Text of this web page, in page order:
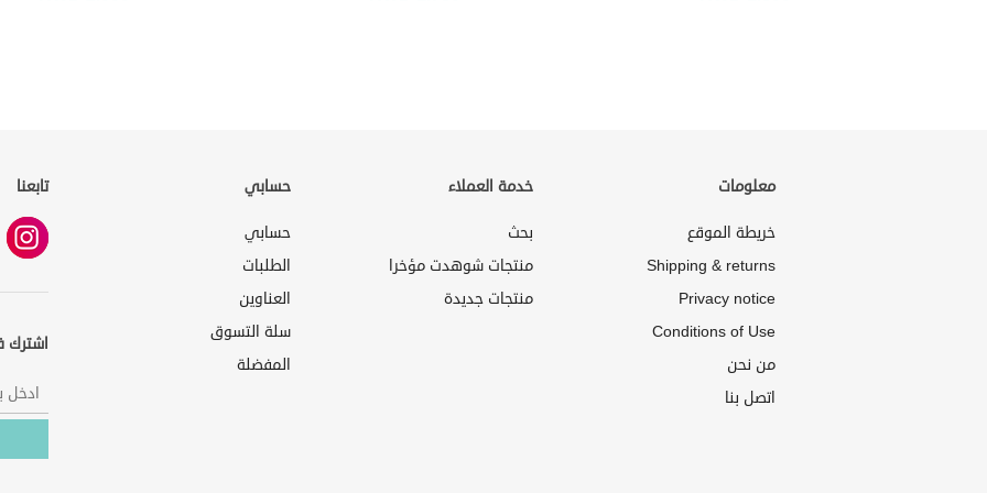
معلومات
خريطة الموقع
Shipping & returns
Privacy notice
Conditions of Use
من نحن
اتصل بنا
خدمة العملاء
بحث
منتجات شوهدت مؤخرا
منتجات جديدة
حسابي
حسابي
الطلبات
العناوين
سلة التسوق
المفضلة
تابعنا
اشترك